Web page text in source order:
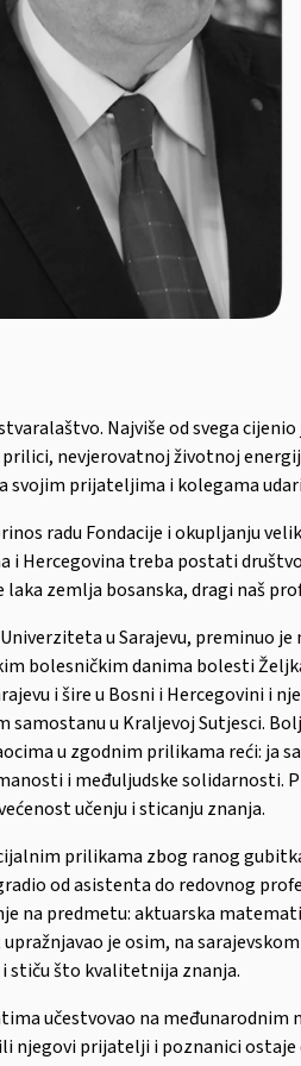
Najviše od svega
nevjerovatnoj životnoj
svojim prijateljima i kolegama
radu Fondacije i okupljanju
i Hercegovina treba postati
zemlja bosanska, dragi naš
u Sarajevu, preminuo
bolesničkim danima bolesti
i šire u Bosni i Hercegovini i
u Kraljevoj Sutjesci.
u zgodnim prilikama reći: ja
i međuljudske solidarnosti.
učenju i sticanju znanja.
prilikama zbog ranog
od asistenta do redovnog
na predmetu: aktuarska
je osim, na
stiču što kvalitetnija znanja.
učestvovao na
prijatelji i poznanici